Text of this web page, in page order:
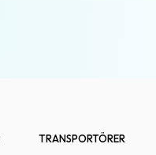
TRANSPORTÖRER